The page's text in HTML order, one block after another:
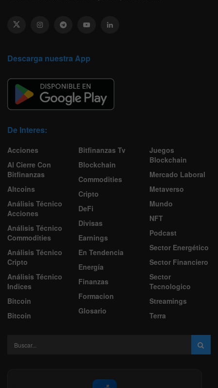
Descarga nuestra App
De Interes:
Acciones
Al Cierre Con
Bitfinanzas
Altcoins
Análisis Técnico
Acciones
Análisis Técnico
Commodities
Análisis Técnico
Cripto
Análisis Técnico
Indices
Bitcoin
Bitcoin
Bitfinanzas Tv
Blockchain
Commodities
Cripto
DeFi
Divisas
Earnings
En Tendencia
Energía
Finanzas
Formacion
Glosario
Juegos
Blockchain
Mercado Laboral
Metaverso
Mundo
NFT
Podcast
Sector Energético
Sector Financiero
Sector
Tecnologico
Streamings
Terra